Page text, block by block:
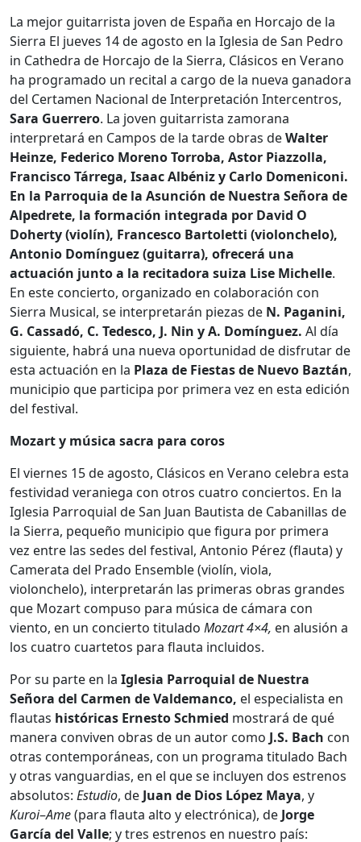
La mejor guitarrista joven de España en Horcajo de la
Sierra El jueves 14 de agosto en la Iglesia de San Pedro
in Cathedra de Horcajo de la Sierra, Clásicos en Verano
ha programado un recital a cargo de la nueva ganadora
del Certamen Nacional de Interpretación Intercentros,
Sara Guerrero. La joven guitarrista zamorana
interpretará en Campos de la tarde obras deWalter
Heinze, Federico Moreno Torroba, Astor Piazzolla,
Francisco Tárrega, Isaac Albéniz y Carlo Domeniconi.
En la Parroquia de la Asunción de Nuestra Señora de
Alpedrete, la formación integrada por David O
Doherty (violín), Francesco Bartoletti (violonchelo),
Antonio Domínguez (guitarra), ofrecerá una
actuación junto a la recitadora suiza Lise Michelle.
En este concierto, organizado en colaboración con
Sierra Musical, se interpretarán piezas de N. Paganini,
G. Cassadó, C. Tedesco, J. Nin y A. Domínguez. Al día
siguiente, habrá una nueva oportunidad de disfrutar de
esta actuación en la Plaza de Fiestas de Nuevo Baztán,
municipio que participa por primera vez en esta edición
del festival.
Mozart y música sacra para coros
El viernes 15 de agosto, Clásicos en Verano celebra esta
festividad veraniega con otros cuatro conciertos. En la
Iglesia Parroquial de San Juan Bautista de Cabanillas de
la Sierra, pequeño municipio que figura por primera
vez entre las sedes del festival, Antonio Pérez (flauta) y
Camerata del Prado Ensemble (violín, viola,
violonchelo), interpretarán las primeras obras grandes
que Mozart compuso para música de cámara con
viento, en un concierto titulado Mozart 4×4, en alusión a
los cuatro cuartetos para flauta incluidos.
Por su parte en la Iglesia Parroquial de Nuestra
Señora del Carmen de Valdemanco, el especialista en
flautas históricas Ernesto Schmied mostrará de qué
manera conviven obras de un autor como J.S. Bach con
otras contemporáneas, con un programa titulado Bach
y otras vanguardias, en el que se incluyen dos estrenos
absolutos: Estudio, deJuan de Dios López Maya, y
Kuroi–Ame(para flauta alto y electrónica), deJorge
García del Valle; y tres estrenos en nuestro país: